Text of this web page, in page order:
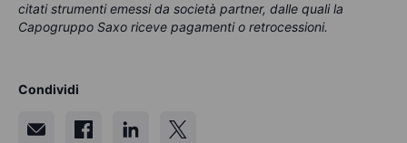
citati strumenti emessi da società partner, dalle quali la
Capogruppo Saxo riceve pagamenti o retrocessioni.
Condividi